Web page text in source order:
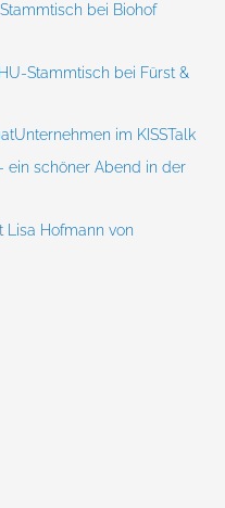
bei Biohof
Stammtisch bei Fürst &
im KISSTalk
ein schöner Abend in der
Lisa Hofmann von